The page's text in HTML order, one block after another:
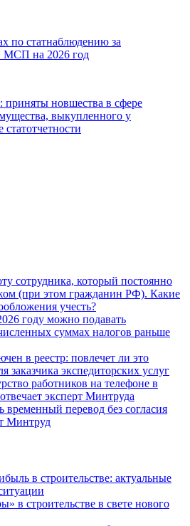
по статнаблюдению за
МСП на 2026 год
новшества в сфере
выкупленного у
статотчетности
сотрудника, который постоянно
(при этом гражданин РФ). Какие
учесть?
году можно подавать
суммах налогов раньше
в реестр: повлечет ли это
заказчика экспедиторских услуг
работников на телефоне в
эксперт Минтруда
перевод без согласия
Минтруд
в строительстве: актуальные
в строительстве в свете нового